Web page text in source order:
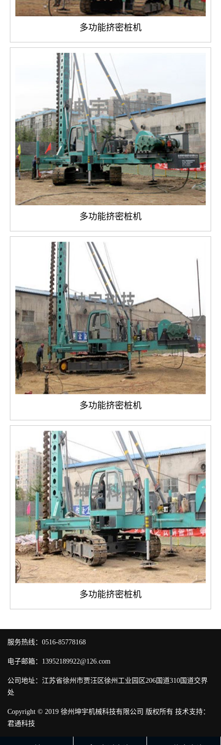
多功能挤密桩机
多功能挤密桩机
多功能挤密桩机
多功能挤密桩机
服务热线：0516-85778168
电子邮箱：13952189922@126.com
公司地址：江苏省徐州市贾汪区徐州工业园区206国道310国道交界
处
Copyright © 2019 徐州坤宇机械科技有限公司 版权所有 技术支持：
君通科技